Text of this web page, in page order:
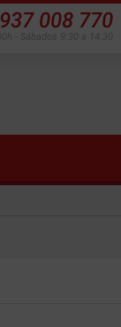
937 008 770